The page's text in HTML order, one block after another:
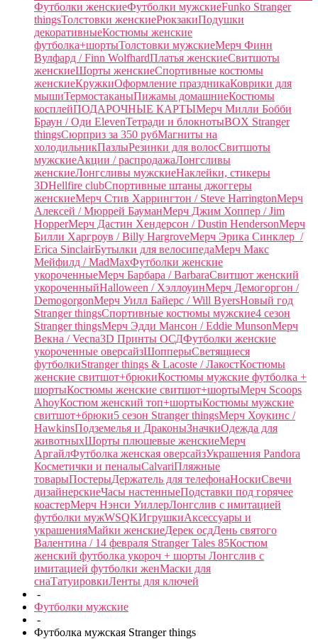
Футболки женскиеФутболки мужскиеFunko Stranger
thingsТолстовки женскиеРюкзакиПодушки
декоративныеКостюмы женские
футболка+шортыТолстовки мужскиеМерч Финн
Вулфард / Finn WolfhardПлатья женскиеСвитшоты
женскиеШорты женскиеСпортивные костюмы
женскиеКружкиОформление праздникаКоврики для
мышиТермостаканыПижамы домашниеКостюмы
косплейПОДАРОЧНЫЕ КАРТЫМерч Милли Бобби
Браун / Оди ElevenТетради и блокнотыBOX Stranger
thingsСюрприз за 350 рубМагниты на
холодильникПазлыРезинки для волосСвитшоты
мужскиеАкции / распродажаЛонгсливы
женскиеЛонгсливы мужскиеНаклейки, стикеры
3DHellfire clubСпортивные штаны джоггеры
женскиеМерч Стив Харрингтон / Steve HarringtonМерч
Алексей / Мюррей БауманМерч Джим Хоппер / Jim
HopperМерч Дастин Хендерсон / Dustin HendersonМерч
Билли Харгроув / Billy HargroveМерч Эрика Синклер /
Erica SinclairБутылки для велосипедаМерч Макс
Мейфилд / MadMaxФутболки женские
укороченныеМерч Барбара / BarbaraСвитшот женский
укороченныйHalloween / ХэллоуинМерч Демогоргон /
DemogorgonМерч Уилл Байерс / Will ByersНовый год
Stranger thingsСпортивные костюмы мужские4 сезон
Stranger thingsМерч Эдди Мансон / Eddie MunsonМерч
Векна / Vecna3D Принты ОСДФутболки женские
укороченные оверсайзШопперыСветящиеся
футболкиStranger things & Lacoste / ЛакостКостюмы
женские свитшот+брюкиКостюмы мужские футболка +
шортыКостюмы женские свитшот+шортыМерч Scoops
AhoyКостюм женский топ+шортыКостюмы мужские
свитшот+брюки5 сезон Stranger thingsМерч Хоукинс /
HawkinsПодземелья и ДраконыЗначкиОдежда для
животныхШорты плюшевые женскиеМерч
АргайлФутболка женская оверсайзУкрашения Pandora
Косметички и пеналыCalvariПляжные
товарыПостерыДержатель для телефонаНоскиСвечи
дизайнерскиеЧасы настенныеПодставки под горячее
коастерМерч Нэнси УиллерЛонгслив с имитацией
футболки мужWSQKИгрушкиАксессуары и
украшенияМайки женскиеДерек осдДень святого
Валентина / 14 февраля Stranger Tales 85Костюм
женский футболка укороч + шорты Лонгслив с
имитацией футболки женМаски для
снаТатуировкиЛенты для ключей
-
Футболки мужские
-
Футболка мужская Stranger things